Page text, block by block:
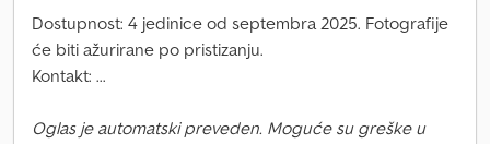
Dostupnost: 4 jedinice od septembra 2025. Fotografije
će biti ažurirane po pristizanju.
Kontakt: ...
Oglas je automatski preveden. Moguće su greške u